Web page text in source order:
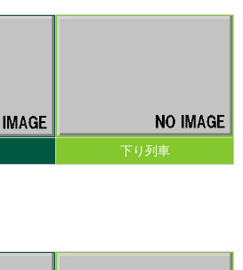
下り列車